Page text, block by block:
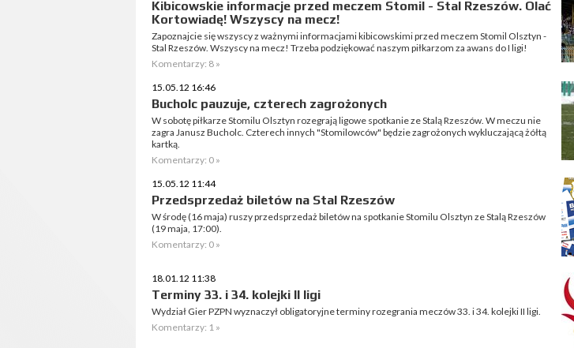
Kibicowskie informacje przed meczem Stomil - Stal Rzeszów. Olać
Kortowiadę! Wszyscy na mecz!
Zapoznajcie się wszyscy z ważnymi informacjami kibicowskimi przed meczem Stomil Olsztyn -
Stal Rzeszów. Wszyscy na mecz! Trzeba podziękować naszym piłkarzom za awans do I ligi!
Komentarzy: 8 »
15.05.12 16:46
Bucholc pauzuje, czterech zagrożonych
W sobotę piłkarze Stomilu Olsztyn rozegrają ligowe spotkanie ze Stalą Rzeszów. W meczu nie
zagra Janusz Bucholc. Czterech innych "Stomilowców" będzie zagrożonych wykluczającą żółtą
kartką.
Komentarzy: 0 »
15.05.12 11:44
Przedsprzedaż biletów na Stal Rzeszów
W środę (16 maja) ruszy przedsprzedaż biletów na spotkanie Stomilu Olsztyn ze Stalą Rzeszów
(19 maja, 17:00).
Komentarzy: 0 »
18.01.12 11:38
Terminy 33. i 34. kolejki II ligi
Wydział Gier PZPN wyznaczył obligatoryjne terminy rozegrania meczów 33. i 34. kolejki II ligi.
Komentarzy: 1 »